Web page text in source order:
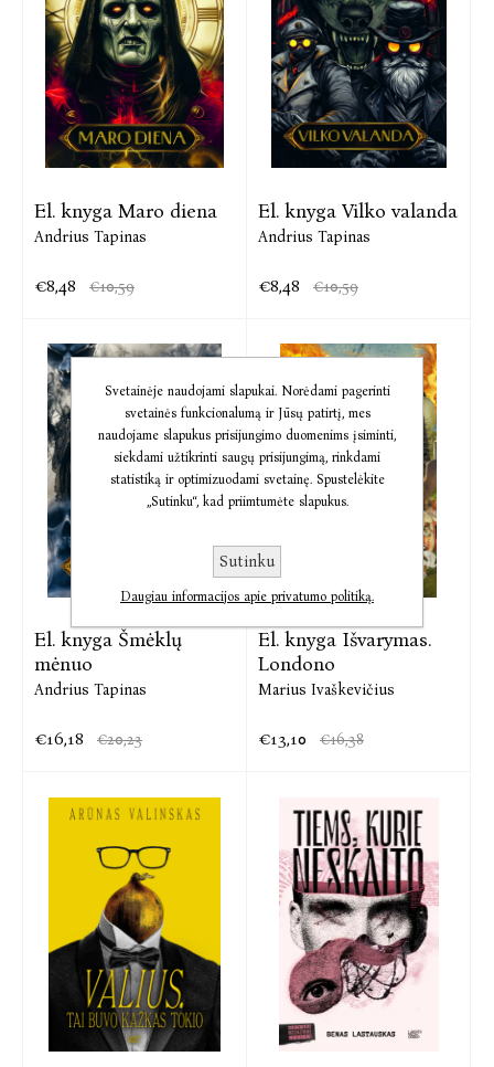
El. knyga Maro diena
Andrius Tapinas
€8,48 €10,59
El. knyga Vilko valanda
Andrius Tapinas
€8,48 €10,59
El. knyga Šmėklų
mėnuo
Andrius Tapinas
€16,18 €20,23
El. knyga Išvarymas.
Londono
Marius Ivaškevičius
€13,10 €16,38
Svetainėje naudojami slapukai. Norėdami pagerinti
svetainės funkcionalumą ir Jūsų patirtį, mes
naudojame slapukus prisijungimo duomenims įsiminti,
siekdami užtikrinti saugų prisijungimą, rinkdami
statistiką ir optimizuodami svetainę. Spustelėkite
„Sutinku“, kad priimtumėte slapukus.
Sutinku
Daugiau informacijos apie privatumo politiką.